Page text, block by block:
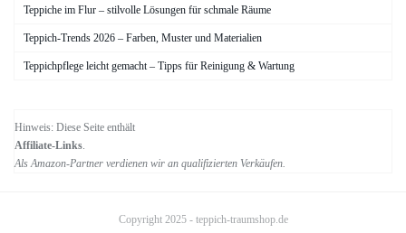
Teppiche im Flur – stilvolle Lösungen für schmale Räume
Teppich-Trends 2026 – Farben, Muster und Materialien
Teppichpflege leicht gemacht – Tipps für Reinigung & Wartung
Hinweis: Diese Seite enthält
Affiliate-Links
Als Amazon-Partner verdienen wir an qualifizierten Verkäufen.
Copyright 2025 - teppich-traumshop.de